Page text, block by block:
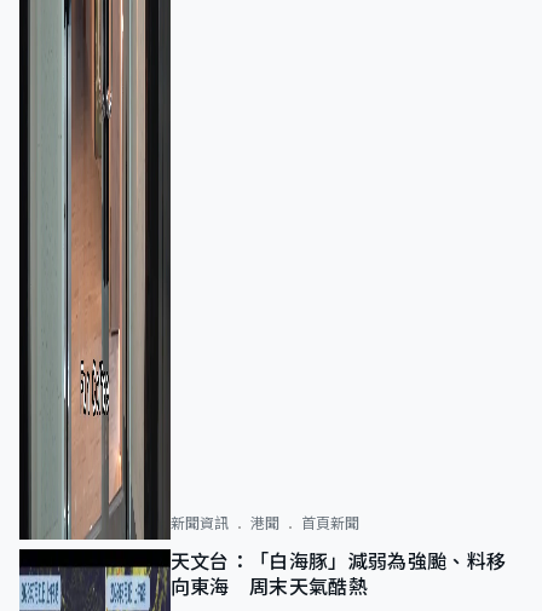
新聞資訊 港聞 首頁新聞
天文台：「白海豚」減弱為強颱、料移
向東海 周末天氣酷熱